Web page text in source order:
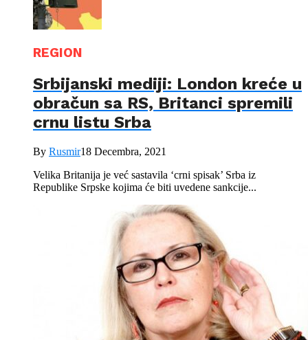
REGION
Srbijanski mediji: London kreće u
obračun sa RS, Britanci spremili
crnu listu Srba
By Rusmir18 Decembra, 2021
Velika Britanija je već sastavila ‘crni spisak’ Srba iz
Republike Srpske kojima će biti uvedene sankcije...